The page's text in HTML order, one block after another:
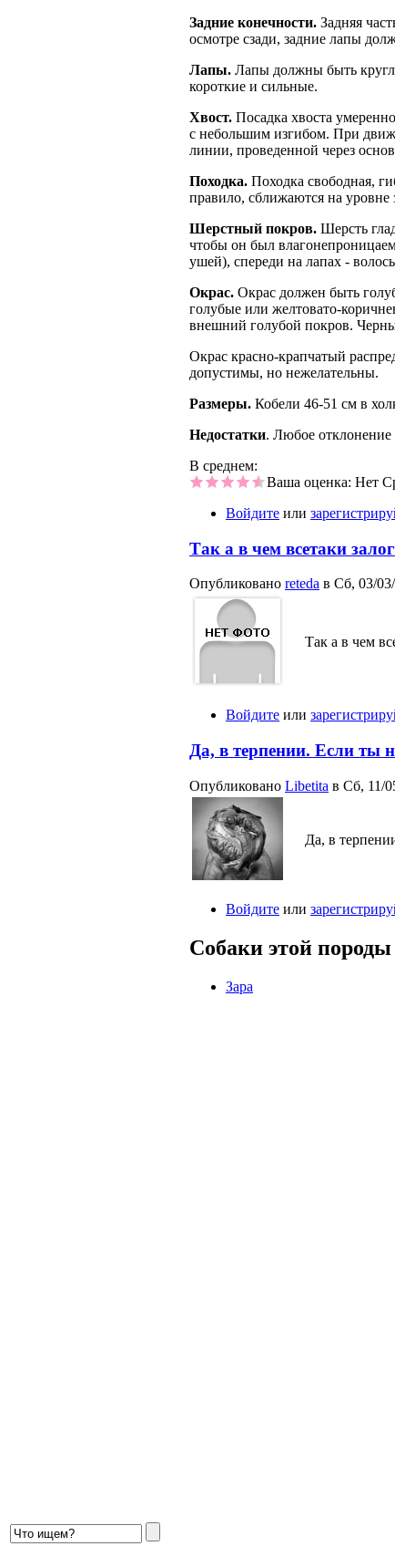
Задние конечности. Задняя
осмотре сзади, задние лапы
Лапы. Лапы должны быть
короткие и сильные.
Хвост. Посадка хвоста
с небольшим изгибом. При
линии, проведенной через
Походка. Походка свободная,
правило, сближаются на уровне
Шерстный покров. Шерсть
чтобы он был
ушей), спереди на лапах -
Окрас. Окрас должен быть
голубые или желтовато-
внешний голубой покров.
Окрас красно-крапчатый
допустимы, но нежелательны.
Размеры. Кобели 46-51 см в
Недостатки. Любое отклонение
В среднем:
Ваша оценка: Нет
Войдите или
Так а в чем всетаки залог
Опубликовано reteda в Сб, 03/
Так а в чем
Войдите или
Да, в терпении. Если ты
Опубликовано Libetita в Сб, 11/
Да, в
Войдите или
Собаки этой
Зара